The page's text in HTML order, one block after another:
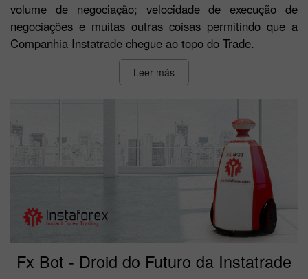
volume de negociação; velocidade de execução de
negociações e muitas outras coisas permitindo que a
Companhia Instatrade chegue ao topo do Trade.
Leer más
Fx Bot - Droid do Futuro da Instatrade